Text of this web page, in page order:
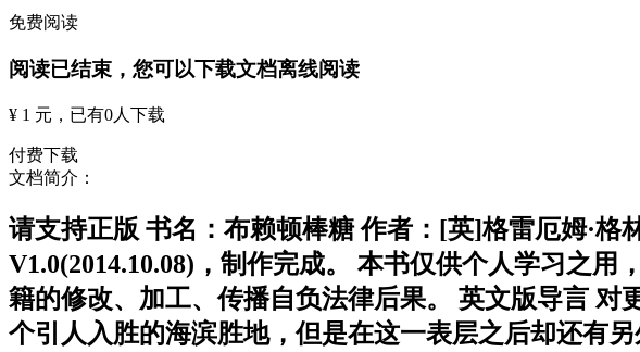
免费阅读
阅读已结束，您可以下载文档离线阅读
¥ 1 元 ，已有0人下载
付费下载
文档简介：
请支持正版 书名：布赖顿棒糖 作者：[英]格雷厄姆·格
V1.0(2014.10.08)，制作完成。 本书仅供个人学习之
籍的修改、加工、传播自负法律后果。 英文版导言 对
个引人入胜的海滨胜地，但是在这一表层之后却还有